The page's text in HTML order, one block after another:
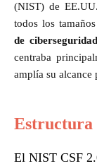
(NIST) de
todos los
de
centraba
amplía su alcance
Estructura
El NIST CSF